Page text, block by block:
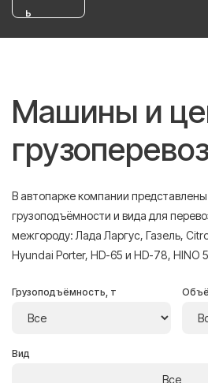
ь
Машины и
В автопарке компании
грузоподъёмности и вида для
межгороду: Лада Ларгус, Газель,
Hyundai Porter, HD-65 и HD-78, HINO
Грузоподъёмность, т
Вид